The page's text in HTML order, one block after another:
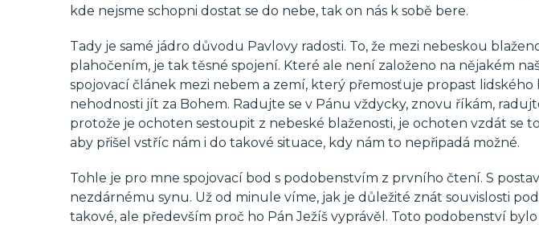
kde nejsme schopni dostat se do nebe, tak on nás k sobě bere.
Tady je samé jádro důvodu Pavlovy radosti. To, že mezi nebeskou
plahočením, je tak těsné spojení. Které ale není založeno na nějakém
spojovací článek mezi nebem a zemí, který přemosťuje propast lidského
nehodnosti jít za Bohem. Radujte se v Pánu vždycky, znovu říkám,
protože je ochoten sestoupit z nebeské blaženosti, je ochoten vzdát se
aby přišel vstříc nám i do takové situace, kdy nám to nepřipadá možné.
Tohle je pro mne spojovací bod s podobenstvím z prvního čtení. S
nezdárnému synu. Už od minule víme, jak je důležité znát souvislosti
takové, ale především proč ho Pán Ježíš vyprávěl. Toto podobenství